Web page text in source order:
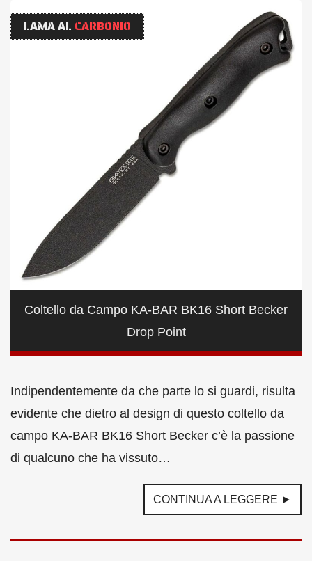
LAMA AL CARBONIO
Coltello da Campo KA-BAR BK16 Short Becker
Drop Point
Indipendentemente da che parte lo si guardi, risulta
evidente che dietro al design di questo coltello da
campo KA-BAR BK16 Short Becker c’è la passione
di qualcuno che ha vissuto…
CONTINUA A LEGGERE ►